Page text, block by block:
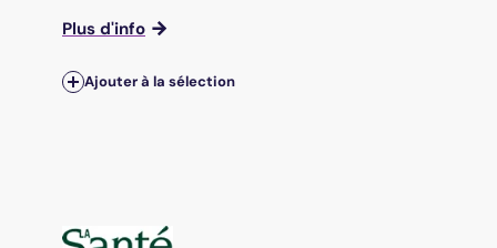
Plus d'info
Ajouter à la sélection